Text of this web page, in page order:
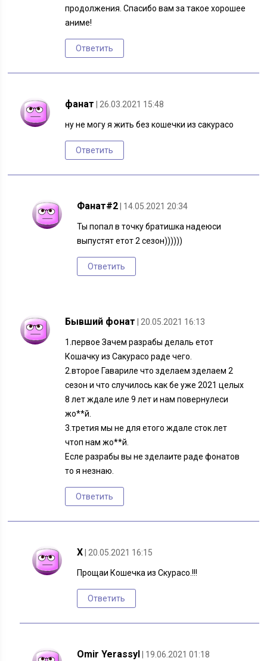
продолжения. Спасибо вам за такое хорошее
аниме!
Ответить
фанат | 26.03.2021 15:48
ну не могу я жить без кошечки из сакурасо
Ответить
Фанат#2 | 14.05.2021 20:34
Ты попал в точку братишка надеюси
выпустят етот 2 сезон))))))
Ответить
Бывший фонат | 20.05.2021 16:13
1.первое Зачем разрабы делаль етот
Кошачку из Сакурасо раде чего.
2.второе Гавариле что зделаем зделаем 2
сезон и что случилось как бе уже 2021 целых
8 лет ждале иле 9 лет и нам повернулеси
жо**й.
3.третия мы не для етого ждале сток лет
чтоп нам жо**й.
Есле разрабы вы не зделаите раде фонатов
то я незнаю.
Ответить
Х | 20.05.2021 16:15
Прощаи Кошечка из Скурасо.!!!
Ответить
Omir Yerassyl | 19.06.2021 01:18